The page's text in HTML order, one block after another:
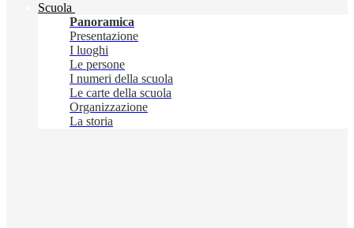
Scuola
Panoramica
Presentazione
I luoghi
Le persone
I numeri della scuola
Le carte della scuola
Organizzazione
La storia